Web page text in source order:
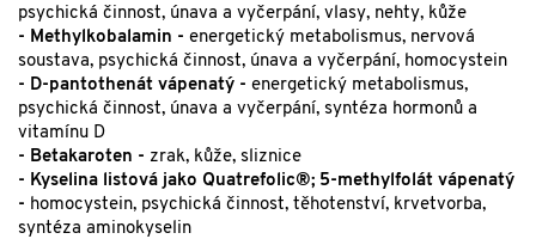
psychická činnost, únava a vyčerpání, vlasy, nehty, kůže
- Methylkobalamin - energetický metabolismus, nervová
soustava, psychická činnost, únava a vyčerpání, homocystein
- D-pantothenát vápenatý - energetický metabolismus,
psychická činnost, únava a vyčerpání, syntéza hormonů a
vitamínu D
- Betakaroten - zrak, kůže, sliznice
- Kyselina listová jako Quatrefolic®; 5-methylfolát vápenatý
- homocystein, psychická činnost, těhotenství, krvetvorba,
syntéza aminokyselin